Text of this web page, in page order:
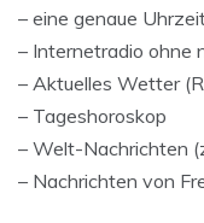
– eine genaue
– Internetradio ohne
– Aktuelles Wetter
– Tageshoroskop
– Welt-Nachrichten
– Nachrichten von